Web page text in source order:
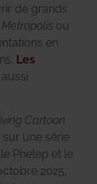
de grands
Metropolis ou
en
Les
Cartoon
une série
Phelep et le
2025,